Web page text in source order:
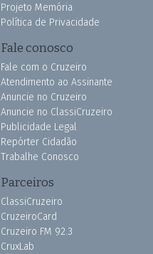
Projeto Memória
Política de Privacidade
Fale conosco
Fale com o Cruzeiro
Atendimento ao Assinante
Anuncie no Cruzeiro
Anuncie no ClassiCruzeiro
Publicidade Legal
Repórter Cidadão
Trabalhe Conosco
Parceiros
ClassiCruzeiro
CruzeiroCard
Cruzeiro FM 92.3
CruxLab